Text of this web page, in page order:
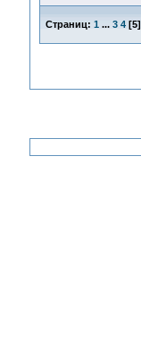
Страниц: 1 ... 3 4[5]